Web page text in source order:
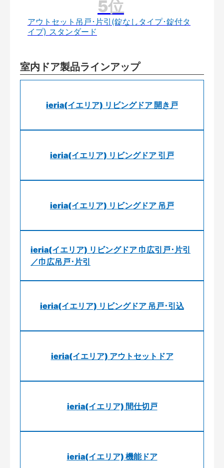
アウトセット吊戸･片引(錠なしタイプ･錠付タ
イプ) スタンダード
室内ドア製品ラインアップ
ieria(イエリア) リビングドア 開き戸
ieria(イエリア) リビングドア 引戸
ieria(イエリア) リビングドア 吊戸
ieria(イエリア) リビングドア 巾広引戸･片引
／巾広吊戸･片引
ieria(イエリア) リビングドア 吊戸･引込
ieria(イエリア) アウトセットドア
ieria(イエリア) 間仕切戸
ieria(イエリア) 機能ドア